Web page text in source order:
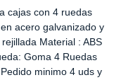
cajas con 4 ruedas
acero galvanizado y
Material : ABS
Goma 4 Ruedas
minimo 4 uds y